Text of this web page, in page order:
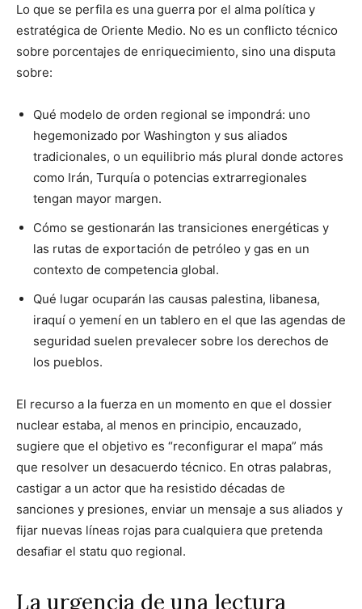
Lo que se perfila es una guerra por el alma política y
estratégica de Oriente Medio. No es un conflicto técnico
sobre porcentajes de enriquecimiento, sino una disputa
sobre:
Qué modelo de orden regional se impondrá: uno
hegemonizado por Washington y sus aliados
tradicionales, o un equilibrio más plural donde actores
como Irán, Turquía o potencias extrarregionales
tengan mayor margen.
Cómo se gestionarán las transiciones energéticas y
las rutas de exportación de petróleo y gas en un
contexto de competencia global.
Qué lugar ocuparán las causas palestina, libanesa,
iraquí o yemení en un tablero en el que las agendas de
seguridad suelen prevalecer sobre los derechos de
los pueblos.
El recurso a la fuerza en un momento en que el dossier
nuclear estaba, al menos en principio, encauzado,
sugiere que el objetivo es “reconfigurar el mapa” más
que resolver un desacuerdo técnico. En otras palabras,
castigar a un actor que ha resistido décadas de
sanciones y presiones, enviar un mensaje a sus aliados y
fijar nuevas líneas rojas para cualquiera que pretenda
desafiar el statu quo regional.
La urgencia de una lectura